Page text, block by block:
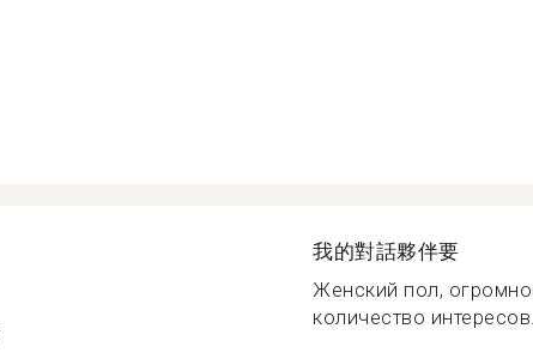
我的對話夥伴要
Женский пол,
количество